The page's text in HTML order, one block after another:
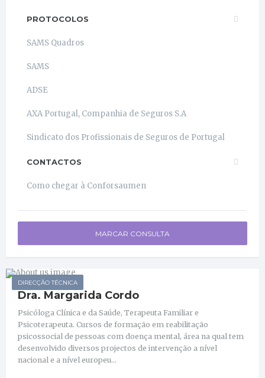
PROTOCOLOS
SAMS Quadros
SAMS
ADSE
AXA Portugal, Companhia de Seguros S.A
Sindicato dos Profissionais de Seguros de Portugal
CONTACTOS
Como chegar à Conforsaumen
MARCAR CONSULTA
DIRECÇÃO TÉCNICA
Dra. Margarida Cordo
Psicóloga Clínica e da Saúde, Terapeuta Familiar e
Psicoterapeuta. Cursos de formação em reabilitação
psicossocial de pessoas com doença mental, área na qual tem
desenvolvido diversos projectos de intervenção a nível
nacional e a nível europeu...